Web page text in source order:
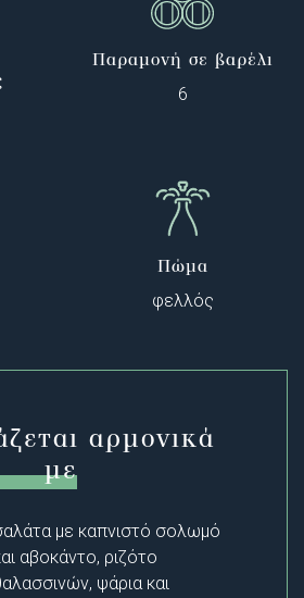
Παραμονή σε βαρέλι
6
Πώμα
φελλός
αρμονικά
με
με καπνιστό σολωμό
αβοκάντο, ριζότο
ψάρια και